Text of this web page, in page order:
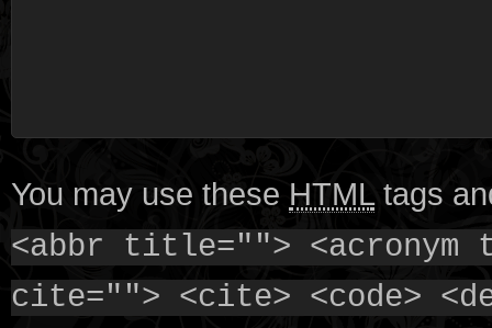
You may use these HTML tags
<abbr title=""> <acronym
cite=""> <cite> <code>